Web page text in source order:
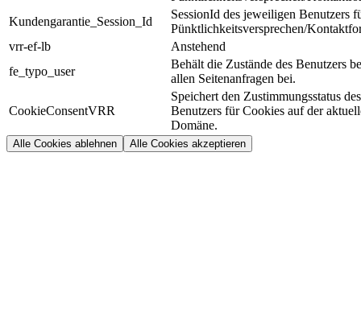
Kundengarantie_Session_Id
SessionId des jeweiligen Benutzers
Pünktlichkeitsversprechen/
vrr-ef-lb
Anstehend
fe_typo_user
Behält die Zustände des Benutzers
allen Seitenanfragen bei.
CookieConsentVRR
Speichert den Zustimmungsstatus des
Benutzers für Cookies auf der
Domäne.
Alle Cookies ablehnen Alle Cookies akzeptieren